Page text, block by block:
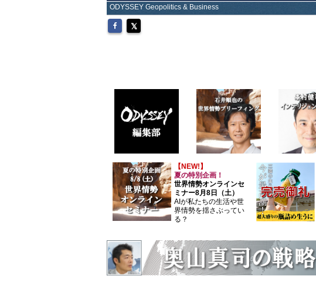
ODYSSEY Geopolitics & Business
【NEW!】
夏の特別企画！
世界情勢オンラインセ
ミナー8月8日（土）
AIが私たちの生活や世
界情勢を揺さぶってい
る？